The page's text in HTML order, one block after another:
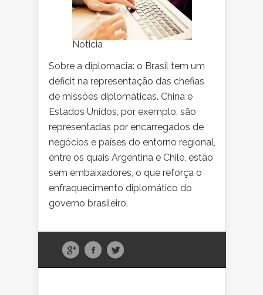
Noticia
Sobre a diplomacia: o Brasil tem um
déficit na representação das chefias
de missões diplomáticas. China e
Estados Unidos, por exemplo, são
representadas por encarregados de
negócios e países do entorno regional,
entre os quais Argentina e Chile, estão
sem embaixadores, o que reforça o
enfraquecimento diplomático do
governo brasileiro.